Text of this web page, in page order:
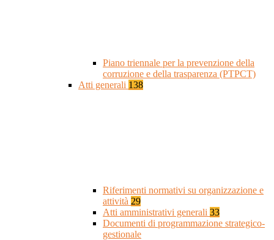
Piano triennale per la prevenzione della
corruzione e della trasparenza (PTPCT)
Atti generali 138
Riferimenti normativi su organizzazione e
attività 29
Atti amministrativi generali 33
Documenti di programmazione strategico-
gestionale